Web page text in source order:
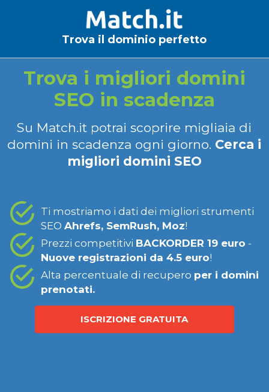
Trova il dominio perfetto
Trova i migliori domini
SEO in scadenza
Su Match.it potrai scoprire migliaia di
domini in scadenza ogni giorno. Cerca i
migliori domini SEO
Ti mostriamo i dati dei migliori strumenti
SEO Ahrefs, SemRush, Moz!
Prezzi competitivi BACKORDER 19 euro -
Nuove registrazioni da 4.5 euro!
Alta percentuale di recupero per i domini
prenotati.
ISCRIZIONE GRATUITA